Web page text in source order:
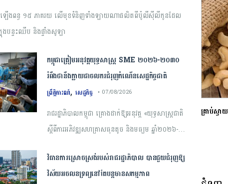
ដំឡើងពន្ធ ១៥ ភាគរយ លើមុខទំនិញទាំងឡាយណាផលិតពីប៉ូលីស៊ីលីកូនដែល
ងបន្ទះឈីប និងផ្ទាំងសូឡា
កម្ពុជា​ត្រៀមអនុវត្ត​យុទ្ធសាស្ត្រ​ ​SME​ ​២០២៦​-​២០៣០​
រំពឹងថានឹងក្លាយ​ជា​ចលករ​ជំរុញ​កំណើន​សេដ្ឋកិច្ច​ជាតិ​
ព្រឹត្តិការណ៍, សេដ្ឋកិច្ច • 07/08/2026
រាជ​រដ្ឋាភិបាល​កម្ពុជា​ ​គ្រោង​ដាក់​ឱ្យ​អនុវត្ត​ «​យុទ្ធសាស្ត្រ​ជាតិ​
ស្តីពី​ការ​អភិវឌ្ឍ​សហគ្រាស​ធុន​តូច​ និង​មធ្យម​ ឆ្នាំ​២០២៦​-​
ក្របខណ្ឌ​គោលនយោបាយ​ដ៏​សំខាន់​ ​សម្រាប់​ពង្រឹង​
សមត្ថភាព​ប្រកួតប្រជែង​របស់​សហគ្រាស​ធុន​តូច​ និង​មធ្យម​
វិធានការស្រោចស្រង់របស់រាជរដ្ឋាភិបាល​ បាន​ជួយ​ជំរុញឱ្យ
វិស័យ​អចលនទ្រព្យនៅតែបន្ត​មានសកម្មភាព
គ្រាប់ស្វ